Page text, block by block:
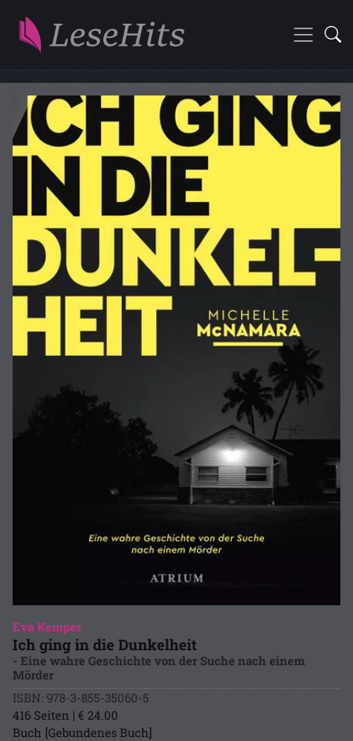
Eva Kemper
Ich ging in die Dunkelheit
- Eine wahre Geschichte von der Suche nach einem
Mörder
ISBN: 978-3-855-35060-5
416 Seiten | € 24.00
Buch [Gebundenes Buch]